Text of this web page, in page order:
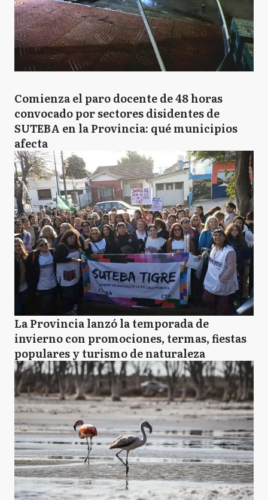
Comienza el paro docente de 48 horas
convocado por sectores disidentes de
SUTEBA en la Provincia: qué municipios
afecta
La Provincia lanzó la temporada de
invierno con promociones, termas, fiestas
populares y turismo de naturaleza